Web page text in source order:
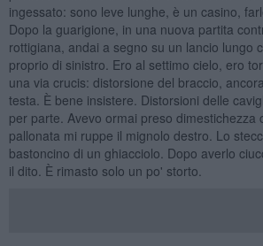
ingessato: sono leve lunghe, è un casino,
Dopo la guarigione, in una nuova partita
rottigiana, andai a segno su un lancio lungo
proprio di sinistro. Ero al settimo cielo, ero
una via crucis: distorsione del braccio,
testa. È bene insistere. Distorsioni delle
per parte. Avevo ormai preso dimestichezza
pallonata mi ruppe il mignolo destro. Lo
bastoncino di un ghiacciolo. Dopo averlo
il dito. È rimasto solo un po' storto.